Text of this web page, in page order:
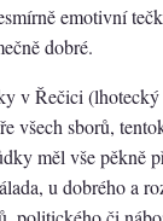
emotivní
dobré.
v Řečici
všech sborů,
měl vše pěkně
u dobrého a